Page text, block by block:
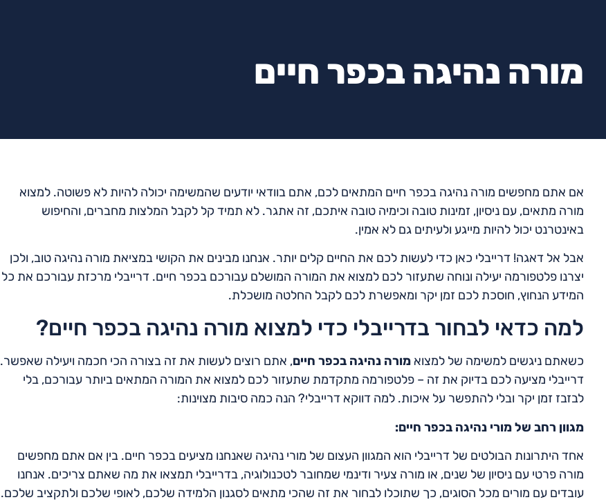
מורה נהיגה בכפר חיים
אם אתם מחפשים מורה נהיגה בכפר חיים המתאים לכם, אתם בוודאי יודעים שהמשימה יכולה להיות לא פשוטה. למצוא
מורה מתאים, עם ניסיון, זמינות טובה וכימיה טובה איתכם, זה אתגר. לא תמיד קל לקבל המלצות מחברים, והחיפוש
באינטרנט יכול להיות מייגע ולעיתים גם לא אמין.
אבל אל דאגה! דרייבלי כאן כדי לעשות לכם את החיים קלים יותר. אנחנו מבינים את הקושי במציאת מורה נהיגה טוב, ולכן
יצרנו פלטפורמה יעילה ונוחה שתעזור לכם למצוא את המורה המושלם עבורכם בכפר חיים. דרייבלי מרכזת עבורכם את כל
המידע הנחוץ, חוסכת לכם זמן יקר ומאפשרת לכם לקבל החלטה מושכלת.
למה כדאי לבחור בדרייבלי כדי למצוא מורה נהיגה בכפר חיים?
כשאתם ניגשים למשימה של למצוא מורה נהיגה בכפר חיים, אתם רוצים לעשות את זה בצורה הכי חכמה ויעילה שאפשר.
דרייבלי מציעה לכם בדיוק את זה – פלטפורמה מתקדמת שתעזור לכם למצוא את המורה המתאים ביותר עבורכם, בלי
לבזבז זמן יקר ובלי להתפשר על איכות. למה דווקא דרייבלי? הנה כמה סיבות מצוינות:
מגוון רחב של מורי נהיגה בכפר חיים:
אחד היתרונות הבולטים של דרייבלי הוא המגוון העצום של מורי נהיגה שאנחנו מציעים בכפר חיים. בין אם אתם מחפשים
מורה פרטי עם ניסיון של שנים, או מורה צעיר ודינמי שמחובר לטכנולוגיה, בדרייבלי תמצאו את מה שאתם צריכים. אנחנו
עובדים עם מורים מכל הסוגים, כך שתוכלו לבחור את זה שהכי מתאים לסגנון הלמידה שלכם, לאופי שלכם ולתקציב שלכם.